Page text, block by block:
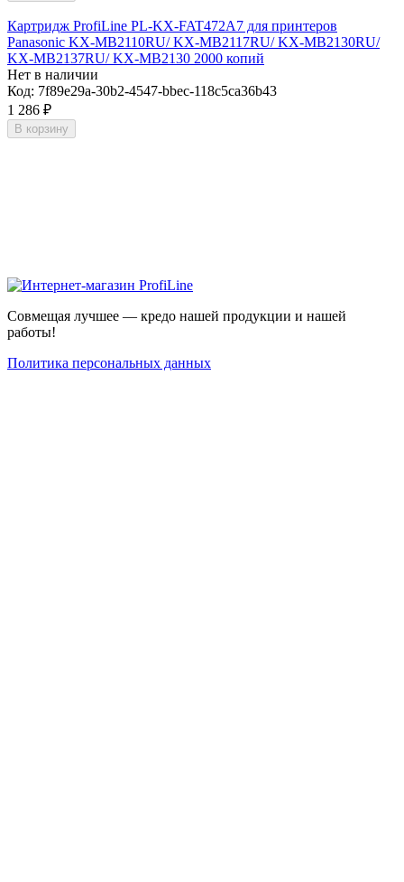
Картридж ProfiLine PL-KX-FAT472A7 для принтеров
Panasonic KX-MB2110RU/ KX-MB2117RU/ KX-MB2130RU/
KX-MB2137RU/ KX-MB2130 2000 копий
Нет в наличии
Код: 7f89e29a-30b2-4547-bbec-118c5ca36b43
1 286 ₽
В корзину
Совмещая лучшее — кредо нашей продукции и нашей
работы!
Политика персональных данных